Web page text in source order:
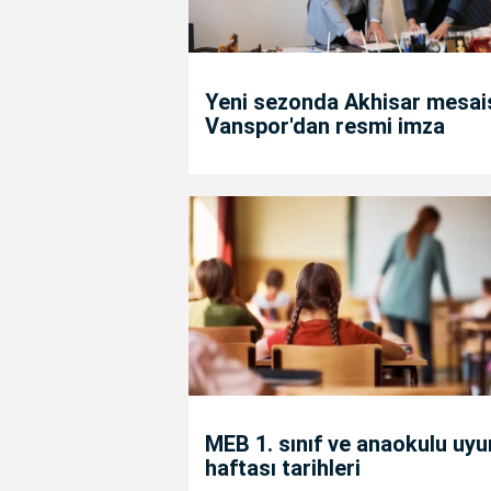
Yeni sezonda Akhisar
Vanspor'dan resmi imza
MEB 1. sınıf ve anaokulu
haftası tarihleri